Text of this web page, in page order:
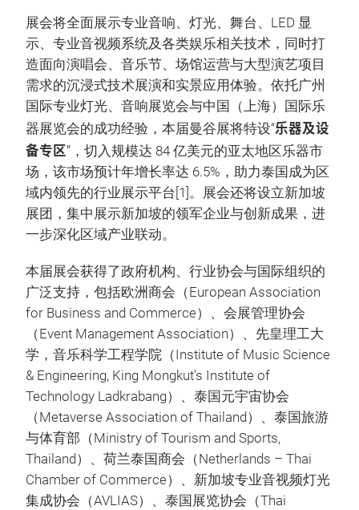
展会将全面展示专业音响、灯光、舞台、LED 显
示、专业音视频系统及各类娱乐相关技术，同时打
造面向演唱会、音乐节、场馆运营与大型演艺项目
需求的沉浸式技术展演和实景应用体验。依托广州
国际专业灯光、音响展览会与中国（上海）国际乐
器展览会的成功经验，本届曼谷展将特设“乐器及设
备专区”，切入规模达 84 亿美元的亚太地区乐器市
场，该市场预计年增长率达 6.5%，助力泰国成为区
域内领先的行业展示平台[1]。展会还将设立新加坡
展团，集中展示新加坡的领军企业与创新成果，进
一步深化区域产业联动。
本届展会获得了政府机构、行业协会与国际组织的
广泛支持，包括欧洲商会（European Association
for Business and Commerce）、会展管理协会
（Event Management Association）、先皇理工大
学，音乐科学工程学院（Institute of Music Science
& Engineering, King Mongkut's Institute of
Technology Ladkrabang）、泰国元宇宙协会
（Metaverse Association of Thailand）、泰国旅游
与体育部（Ministry of Tourism and Sports,
Thailand）、荷兰泰国商会（Netherlands – Thai
Chamber of Commerce）、新加坡专业音视频灯光
集成协会（AVLIAS）、泰国展览协会（Thai